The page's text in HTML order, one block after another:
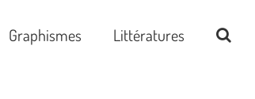
Graphismes Littératures